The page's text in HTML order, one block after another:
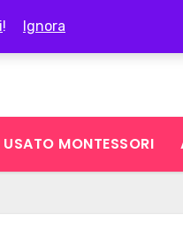
! Ignora
USATO MONTESSORI